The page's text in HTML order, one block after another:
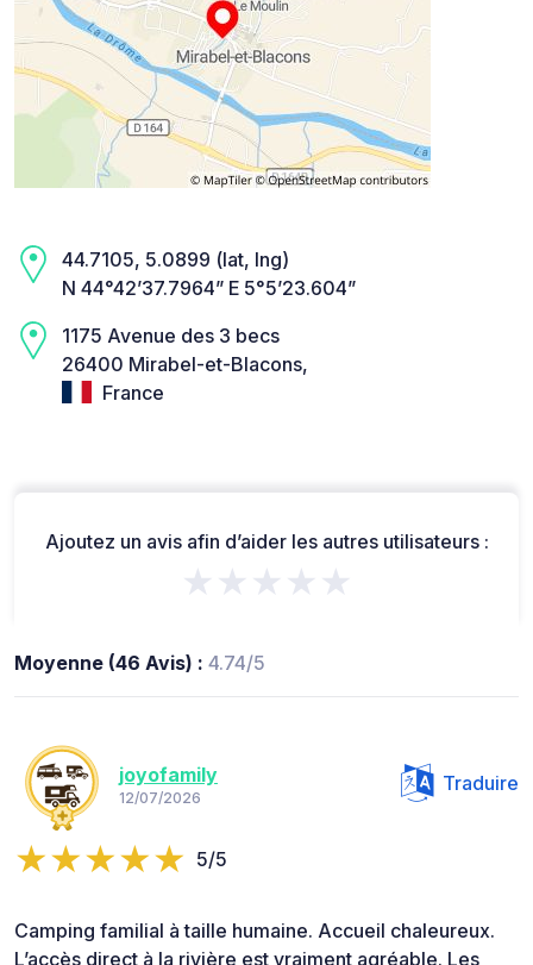
44.7105, 5.0899 (lat, lng)
N 44°42’37.7964” E 5°5’23.604”
1175 Avenue des 3 becs
26400 Mirabel-et-Blacons,
France
Ajoutez un avis afin d’aider les autres utilisateurs :
★★★★★
Moyenne (46 Avis) : 4.74/5
joyofamily
12/07/2026
Traduire
5/5
Camping familial à taille humaine. Accueil chaleureux.
L’accès direct à la rivière est vraiment agréable. Les